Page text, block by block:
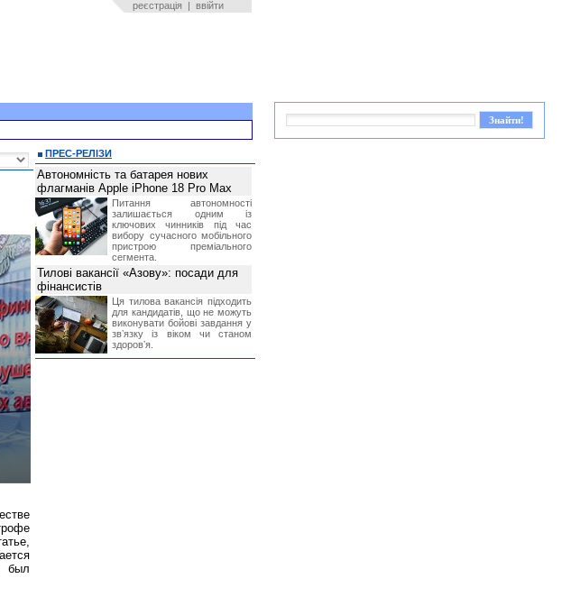
реєстрація | ввійти
был
ПРЕС-РЕЛІЗИ
Автономність та батарея нових
флагманів Apple iPhone 18 Pro Max
Питання автономності
залишається одним із
ключових чинників під час
вибору сучасного мобільного
пристрою преміального
сегмента.
Тилові вакансії «Азову»: посади для
фінансистів
Ця тилова вакансія підходить
для кандидатів, що не можуть
виконувати бойові завдання у
звʼязку із віком чи станом
здоровʼя.